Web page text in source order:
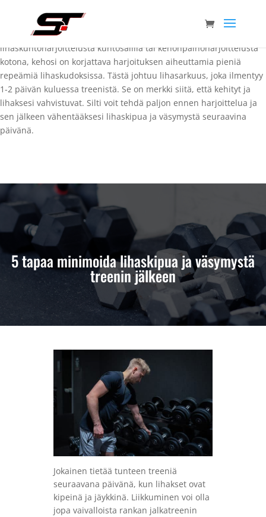
ovat kipeinä ja jäykkinä. Liikkuminen voi olla jopa vaivalloista
rankan jalkatreenin jälkeen. Oli kyse sitten
lihaskuntoharjoittelusta kuntosalilla tai kehonpainoharjoittelusta
kotona, kehosi on korjattava harjoituksen aiheuttamia pieniä
repeämiä lihaskudoksissa. Tästä johtuu lihasarkuus, joka ilmentyy
1-2 päivän kuluessa treenistä. Se on merkki siitä, että kehityt ja
lihaksesi vahvistuvat. Silti voit tehdä paljon ennen harjoittelua ja
sen jälkeen vähentääksesi lihaskipua ja väsymystä seuraavina
päivänä.
5 tapaa minimoida lihaskipua ja väsymystä
treenin jälkeen
Jokainen tietää tunteen treeniä
seuraavana päivänä, kun lihakset ovat
kipeinä ja jäykkinä. Liikkuminen voi olla
jopa vaivalloista rankan jalkatreenin